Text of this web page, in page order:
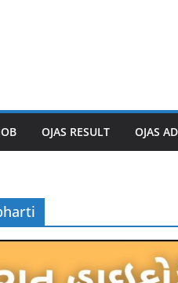
OJAS RESULT OJAS